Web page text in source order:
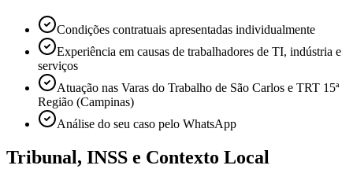
Condições contratuais apresentadas individualmente
Experiência em causas de trabalhadores de TI, indústria e
serviços
Atuação nas Varas do Trabalho de São Carlos e TRT 15ª
Região (Campinas)
Análise do seu caso pelo WhatsApp
Tribunal, INSS e Contexto Local